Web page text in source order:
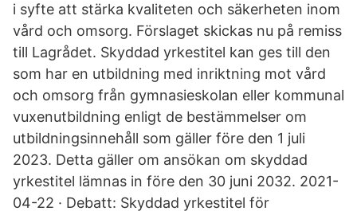
i syfte att stärka kvaliteten och säkerheten inom
vård och omsorg. Förslaget skickas nu på remiss
till Lagrådet. Skyddad yrkestitel kan ges till den
som har en utbildning med inriktning mot vård
och omsorg från gymnasieskolan eller kommunal
vuxenutbildning enligt de bestämmelser om
utbildningsinnehåll som gäller före den 1 juli
2023. Detta gäller om ansökan om skyddad
yrkestitel lämnas in före den 30 juni 2032. 2021-
04-22 · Debatt: Skyddad yrkestitel för